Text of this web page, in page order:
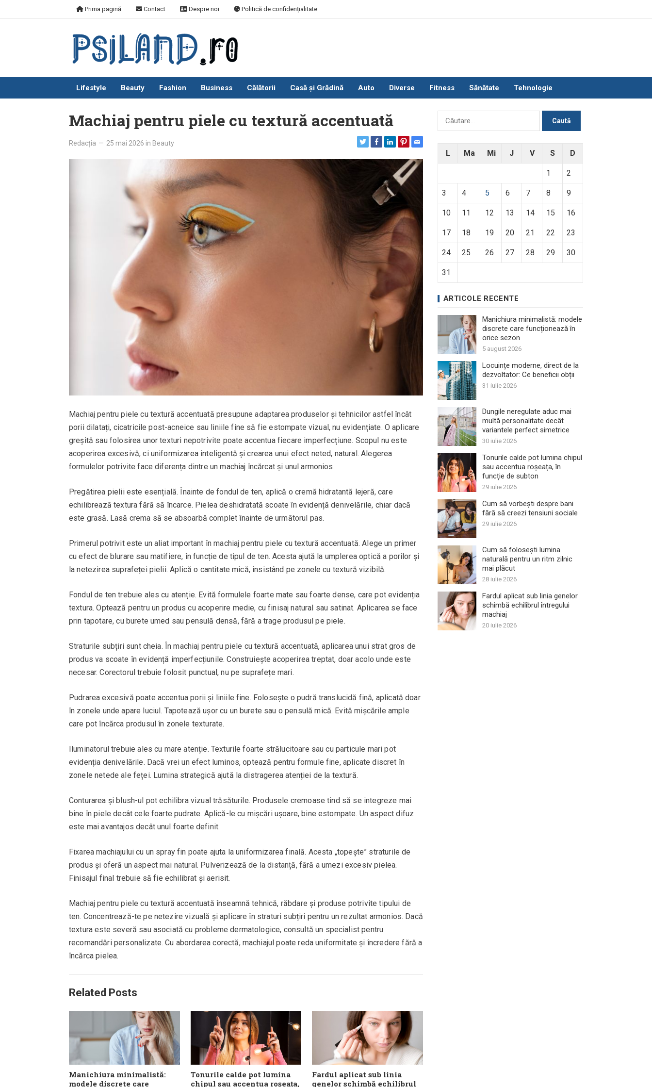
Prima pagină Contact Despre noi Politică de confidențialitate
Lifestyle Beauty Fashion Business Călătorii Casă și Grădină Auto Diverse Fitness Sănătate Tehnologie
Machiaj pentru piele cu textură accentuată
Redacția — 25 mai 2026 in Beauty
Machiaj pentru piele cu textură accentuată presupune adaptarea produselor și tehnicilor astfel încât
porii dilatați, cicatricile post-acneice sau liniile fine să fie estompate vizual, nu evidențiate. O aplicare
greșită sau folosirea unor texturi nepotrivite poate accentua fiecare imperfecțiune. Scopul nu este
acoperirea excesivă, ci uniformizarea inteligentă și crearea unui efect neted, natural. Alegerea
formulelor potrivite face diferența dintre un machiaj încărcat și unul armonios.
Pregătirea pielii este esențială. Înainte de fondul de ten, aplică o cremă hidratantă lejeră, care
echilibrează textura fără să încarce. Pielea deshidratată scoate în evidență denivelările, chiar dacă
este grasă. Lasă crema să se absoarbă complet înainte de următorul pas.
Primerul potrivit este un aliat important în machiaj pentru piele cu textură accentuată. Alege un primer
cu efect de blurare sau matifiere, în funcție de tipul de ten. Acesta ajută la umplerea optică a porilor și
la netezirea suprafeței pielii. Aplică o cantitate mică, insistând pe zonele cu textură vizibilă.
Fondul de ten trebuie ales cu atenție. Evită formulele foarte mate sau foarte dense, care pot evidenția
textura. Optează pentru un produs cu acoperire medie, cu finisaj natural sau satinat. Aplicarea se face
prin tapotare, cu burete umed sau pensulă densă, fără a trage produsul pe piele.
Straturile subțiri sunt cheia. În machiaj pentru piele cu textură accentuată, aplicarea unui strat gros de
produs va scoate în evidență imperfecțiunile. Construiește acoperirea treptat, doar acolo unde este
necesar. Corectorul trebuie folosit punctual, nu pe suprafețe mari.
Pudrarea excesivă poate accentua porii și liniile fine. Folosește o pudră translucidă fină, aplicată doar
în zonele unde apare luciul. Tapotează ușor cu un burete sau o pensulă mică. Evită mișcările ample
care pot încărca produsul în zonele texturate.
Iluminatorul trebuie ales cu mare atenție. Texturile foarte strălucitoare sau cu particule mari pot
evidenția denivelările. Dacă vrei un efect luminos, optează pentru formule fine, aplicate discret în
zonele netede ale feței. Lumina strategică ajută la distragerea atenției de la textură.
Conturarea și blush-ul pot echilibra vizual trăsăturile. Produsele cremoase tind să se integreze mai
bine în piele decât cele foarte pudrate. Aplică-le cu mișcări ușoare, bine estompate. Un aspect difuz
este mai avantajos decât unul foarte definit.
Fixarea machiajului cu un spray fin poate ajuta la uniformizarea finală. Acesta „topește” straturile de
produs și oferă un aspect mai natural. Pulverizează de la distanță, fără a umezi excesiv pielea.
Finisajul final trebuie să fie echilibrat și aerisit.
Machiaj pentru piele cu textură accentuată înseamnă tehnică, răbdare și produse potrivite tipului de
ten. Concentrează-te pe netezire vizuală și aplicare în straturi subțiri pentru un rezultat armonios. Dacă
textura este severă sau asociată cu probleme dermatologice, consultă un specialist pentru
recomandări personalizate. Cu abordarea corectă, machiajul poate reda uniformitate și încredere fără a
încărca pielea.
Related Posts
Manichiura minimalistă:
modele discrete care
Tonurile calde pot lumina
chipul sau accentua roșeața,
Fardul aplicat sub linia
genelor schimbă echilibrul
Caută
L Ma Mi J V S D
1 2
3 4 5 6 7 8 9
10 11 12 13 14 15 16
17 18 19 20 21 22 23
24 25 26 27 28 29 30
31
ARTICOLE RECENTE
Manichiura minimalistă: modele
discrete care funcționează în
orice sezon
5 august 2026
Locuințe moderne, direct de la
dezvoltator: Ce beneficii obții
31 iulie 2026
Dungile neregulate aduc mai
multă personalitate decât
variantele perfect simetrice
30 iulie 2026
Tonurile calde pot lumina chipul
sau accentua roșeața, în
funcție de subton
29 iulie 2026
Cum să vorbești despre bani
fără să creezi tensiuni sociale
29 iulie 2026
Cum să folosești lumina
naturală pentru un ritm zilnic
mai plăcut
28 iulie 2026
Fardul aplicat sub linia genelor
schimbă echilibrul întregului
machiaj
20 iulie 2026